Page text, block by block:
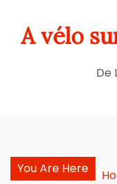
A vélo
De
You Are Here